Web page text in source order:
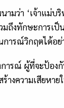
ว่า ‘เจ้าแม่บ
มถึงทักษะการ
ารณ์วิกฤตได้อ
การณ์ ผู้ที่จะป้อ
ความเสียหาย